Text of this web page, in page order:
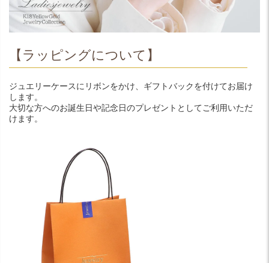
【ラッピングについて】
ジュエリーケースにリボンをかけ、ギフトバックを付けてお届け
します。
大切な方へのお誕生日や記念日のプレゼントとしてご利用いただ
けます。